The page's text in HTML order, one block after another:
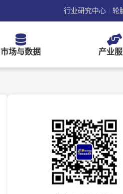
行业研究中心 | 轮
市场与数据 产业